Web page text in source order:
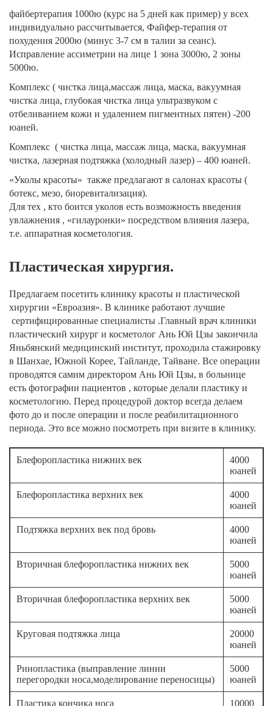
файбертерапия 1000ю (курс на 5 дней как пример) у всех
индивидуально рассчитывается, Файфер-терапия от
похудения 2000ю (минус 3-7 см в талии за сеанс).
Исправление ассиметрии на лице 1 зона 3000ю, 2 зоны
5000ю.
Комплекс ( чистка лица,массаж лица, маска, вакуумная
чистка лица, глубокая чистка лица ультразвуком с
отбеливанием кожи и удалением пигментных пятен) -200
юаней.
Комплекс ( чистка лица, массаж лица, маска, вакуумная
чистка, лазерная подтяжка (холодный лазер) – 400 юаней.
«Уколы красоты» также предлагают в салонах красоты (
ботекс, мезо, биоревитализация).
Для тех , кто боится уколов есть возможность введения
увлажнения , «гилауронки» посредством влияния лазера,
т.е. аппаратная косметология.
Пластическая хирургия.
Предлагаем посетить клинику красоты и пластической
хирургии «Евроазия». В клинике работают лучшие
сертифицированные специалисты .Главный врач клиники
пластический хирург и косметолог Ань Юй Цзы закончила
Яньбянский медицинский институт, проходила стажировку
в Шанхае, Южной Корее, Тайланде, Тайване. Все операции
проводятся самим директором Ань Юй Цзы, в больнице
есть фотографии пациентов , которые делали пластику и
косметологию. Перед процедурой доктор всегда делаем
фото до и после операции и после реабилитационного
периода. Это все можно посмотреть при визите в клинику.
Блефоропластика нижних век
4000
юаней
Блефоропластика верхних век
4000
юаней
Подтяжка верхних век под бровь
4000
юаней
Вторичная блефоропластика нижних век
5000
юаней
Вторичная блефоропластика верхних век
5000
юаней
Круговая подтяжка лица
20000
юаней
Ринопластика (выправление линии
перегородки носа,моделирование переносицы)
5000
юаней
Пластика кончика носа 10000